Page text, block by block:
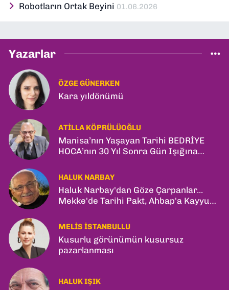
Robotların Ortak Beyini 01.06.2026
Yazarlar
ÖZGE GÜNERKEN
Kara yıldönümü
ATILLA KÖPRÜLÜOĞLU
Manisa’nın Yaşayan Tarihi BEDRİYE
HOCA’nın 30 Yıl Sonra Gün Işığına
HALUK NARBAY
Haluk Narbay'dan Göze Çarpanlar...
Mekke'de Tarihi Pakt, Ahbap'a Kayyum
MELIS İSTANBULLU
Kusurlu görünümün kusursuz
pazarlanması
HALUK IŞIK